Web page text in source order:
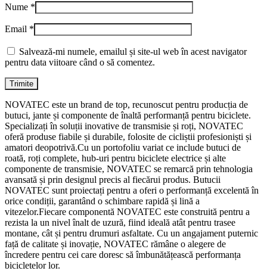
Nume *
Email *
Salvează-mi numele, emailul și site-ul web în acest navigator
pentru data viitoare când o să comentez.
NOVATEC este un brand de top, recunoscut pentru producția de
butuci, jante și componente de înaltă performanță pentru biciclete.
Specializați în soluții inovative de transmisie și roți, NOVATEC
oferă produse fiabile și durabile, folosite de cicliștii profesioniști și
amatori deopotrivă.Cu un portofoliu variat ce include butuci de
roată, roți complete, hub-uri pentru biciclete electrice și alte
componente de transmisie, NOVATEC se remarcă prin tehnologia
avansată și prin designul precis al fiecărui produs. Butucii
NOVATEC sunt proiectați pentru a oferi o performanță excelentă în
orice condiții, garantând o schimbare rapidă și lină a
vitezelor.Fiecare componentă NOVATEC este construită pentru a
rezista la un nivel înalt de uzură, fiind ideală atât pentru trasee
montane, cât și pentru drumuri asfaltate. Cu un angajament puternic
față de calitate și inovație, NOVATEC rămâne o alegere de
încredere pentru cei care doresc să îmbunătățească performanța
bicicletelor lor.